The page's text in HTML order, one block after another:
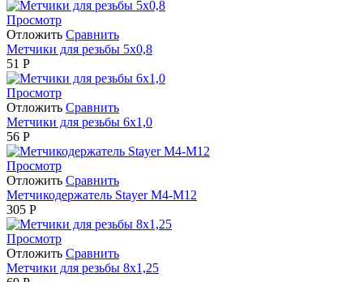
Просмотр
Отложить Сравнить
Метчики для резьбы 5х0,8
51 Р
Просмотр
Отложить Сравнить
Метчики для резьбы 6х1,0
56 Р
Просмотр
Отложить Сравнить
Метчикодержатель Stayer М4-М12
305 Р
Просмотр
Отложить Сравнить
Метчики для резьбы 8х1,25